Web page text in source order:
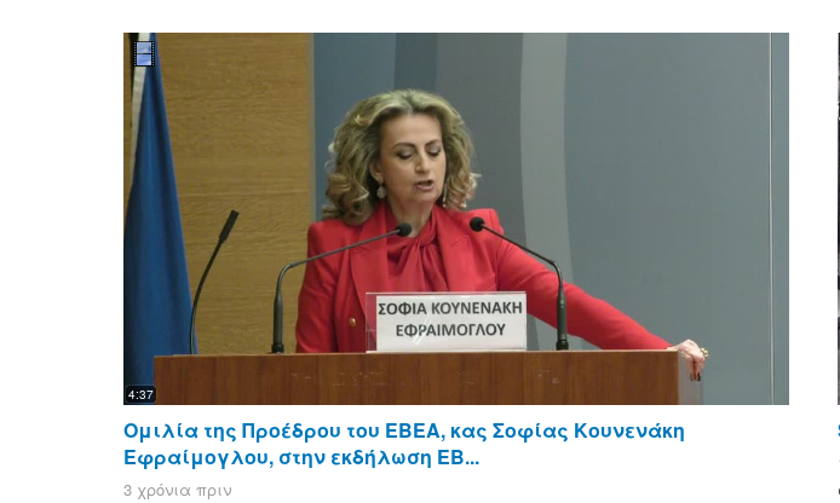
4:37
Ομιλία της Προέδρου του ΕΒΕΑ, κας Σοφίας Κουνενάκη
Εφραίμογλου, στην εκδήλωση ΕΒ...
3 χρόνια πριν